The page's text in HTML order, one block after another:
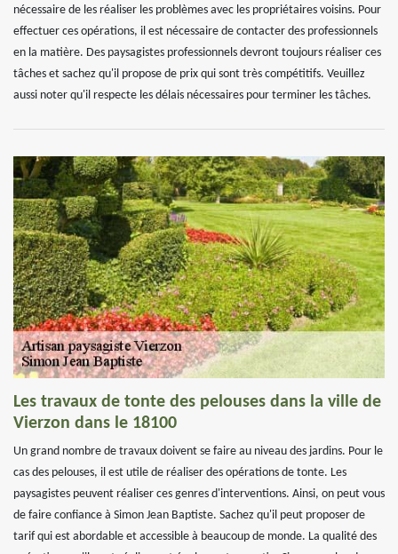
nécessaire de les réaliser les problèmes avec les propriétaires voisins. Pour
effectuer ces opérations, il est nécessaire de contacter des professionnels
en la matière. Des paysagistes professionnels devront toujours réaliser ces
tâches et sachez qu'il propose de prix qui sont très compétitifs. Veuillez
aussi noter qu'il respecte les délais nécessaires pour terminer les tâches.
Les travaux de tonte des pelouses dans la ville de
Vierzon dans le 18100
Un grand nombre de travaux doivent se faire au niveau des jardins. Pour le
cas des pelouses, il est utile de réaliser des opérations de tonte. Les
paysagistes peuvent réaliser ces genres d'interventions. Ainsi, on peut vous
de faire confiance à Simon Jean Baptiste. Sachez qu'il peut proposer de
tarif qui est abordable et accessible à beaucoup de monde. La qualité des